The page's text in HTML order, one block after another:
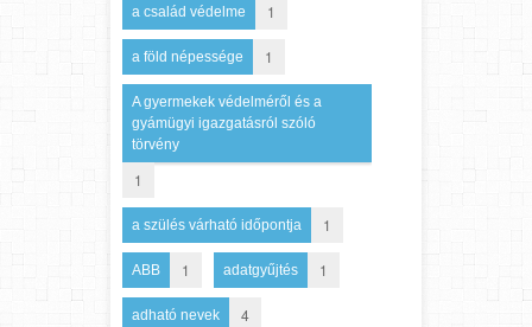
a család védelme 1
a föld népessége 1
A gyermekek védelméről és a
gyámügyi igazgatásról szóló
törvény
1
a szülés várható időpontja 1
ABB 1 adatgyűjtés 1
adható nevek 4